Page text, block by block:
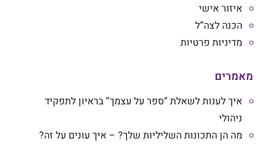
איזור אישי
הכנה לצה”ל
מדיניות פרטיות
מאמרים
איך לענות לשאלת “ספר על עצמך” בראיון לתפקיד
ניהולי
מה הן התכונות השליליות שלך? – איך עונים על זה?